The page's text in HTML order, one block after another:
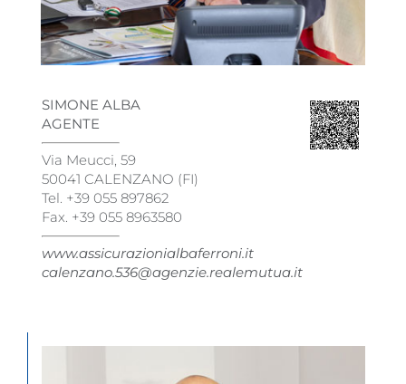
SIMONE ALBA
AGENTE
Via Meucci, 59
50041 CALENZANO (FI)
Tel. +39 055 897862
Fax. +39 055 8963580
www.assicurazionialbaferroni.it
calenzano.536@agenzie.realemutua.it